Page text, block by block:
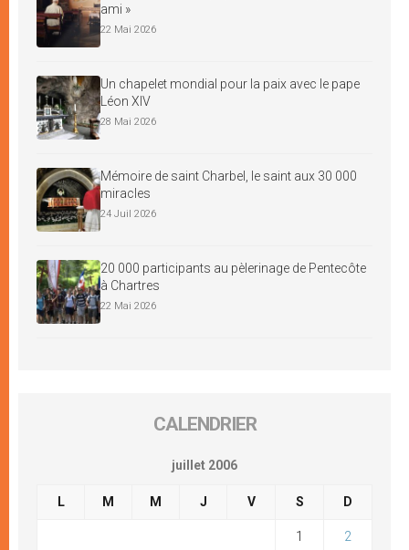
ami »
22 Mai 2026
Un chapelet mondial pour la paix avec le pape
Léon XIV
28 Mai 2026
Mémoire de saint Charbel, le saint aux 30 000
miracles
24 Juil 2026
20 000 participants au pèlerinage de Pentecôte
à Chartres
22 Mai 2026
CALENDRIER
juillet 2006
L M M J V S D
1 2